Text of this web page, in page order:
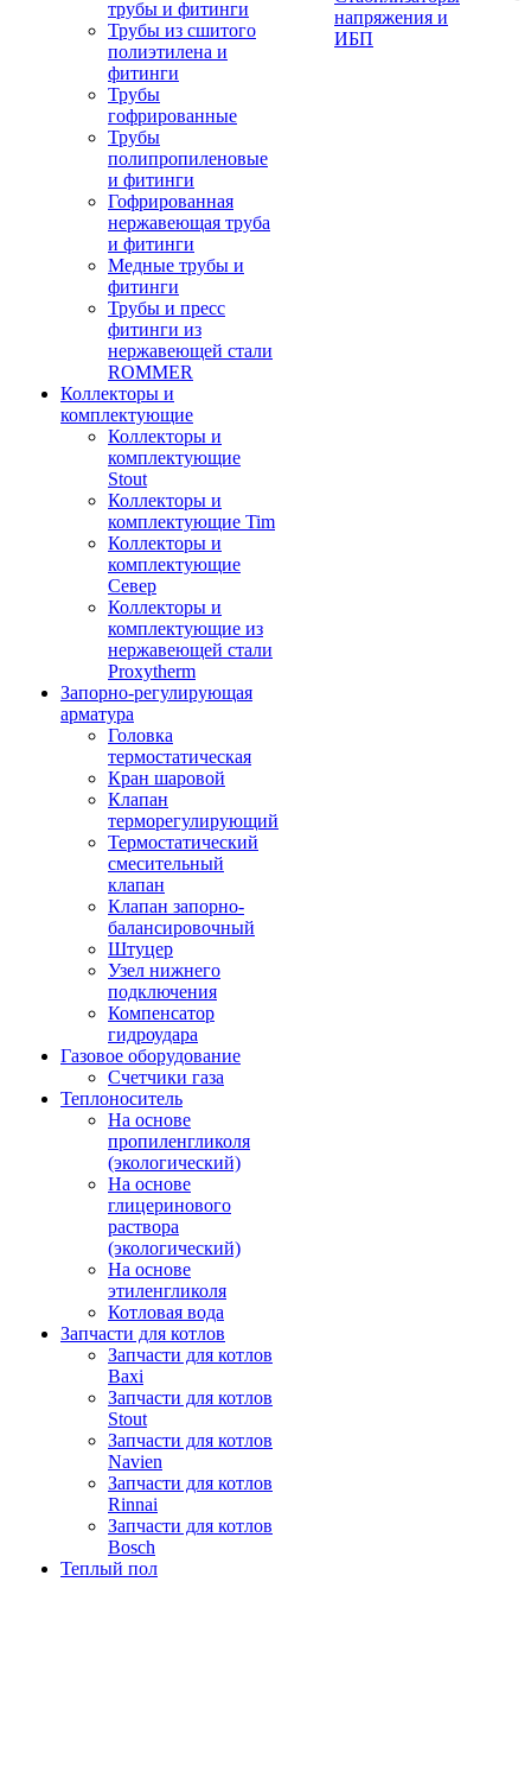
трубы и фитинги
Трубы из сшитого
полиэтилена и
фитинги
Трубы
гофрированные
Трубы
полипропиленовые
и фитинги
Гофрированная
нержавеющая труба
и фитинги
Медные трубы и
фитинги
Трубы и пресс
фитинги из
нержавеющей стали
ROMMER
Коллекторы и
комплектующие
Коллекторы и
комплектующие
Stout
Коллекторы и
комплектующие Tim
Коллекторы и
комплектующие
Север
Коллекторы и
комплектующие из
нержавеющей стали
Proxytherm
Запорно-регулирующая
арматура
Головка
термостатическая
Кран шаровой
Клапан
терморегулирующий
Термостатический
смесительный
клапан
Клапан запорно-
балансировочный
Штуцер
Узел нижнего
подключения
Компенсатор
гидроудара
Газовое оборудование
Счетчики газа
Теплоноситель
На основе
пропиленгликоля
(экологический)
На основе
глицеринового
раствора
(экологический)
На основе
этиленгликоля
Котловая вода
Запчасти для котлов
Запчасти для котлов
Baxi
Запчасти для котлов
Stout
Запчасти для котлов
Navien
Запчасти для котлов
Rinnai
Запчасти для котлов
Bosch
Теплый пол
напряжения и
ИБП